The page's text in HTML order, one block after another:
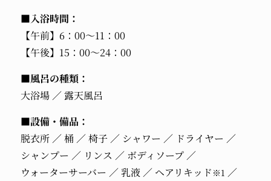
■入浴時間：
【午前】6：00～11：00
【午後】15：00～24：00
■風呂の種類：
大浴場
露天風呂
■設備・備品：
脱衣所
桶 椅子 シャワー
ドライヤー
シャンプー
リンス
ボディソープ
ウォーターサーバー
乳液 ヘアリキッド ※1